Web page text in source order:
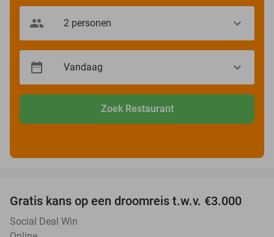
Zoek Restaurant
Gratis kans op een droomreis t.w.v. €3.000
Social Deal Win